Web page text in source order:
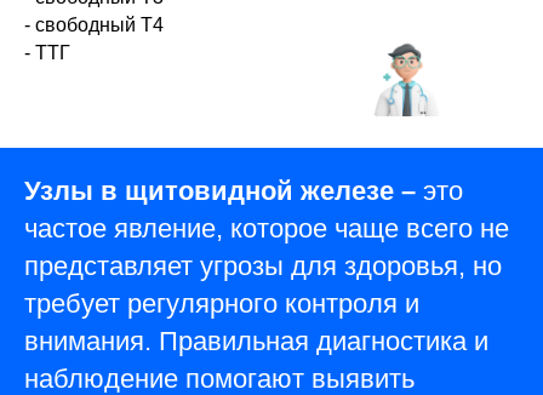
- свободный Т4
- ТТГ
Узлы в щитовидной железе – это
частое явление, которое чаще всего не
представляет угрозы для здоровья, но
требует регулярного контроля и
внимания. Правильная диагностика и
наблюдение помогают выявить